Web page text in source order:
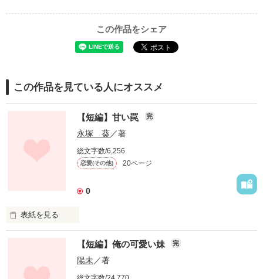
この作品をシェア
この作品を見ている人にオススメ
【短編】甘い罠 完
永塚 葵／著
総文字数/6,256
恋愛(その他) 20ページ
0
表紙を見る
いつの間にか好きになってたなんて、
自分でも全然気づかなかった。
【短編】俺の可愛い妹 完
陽未／著